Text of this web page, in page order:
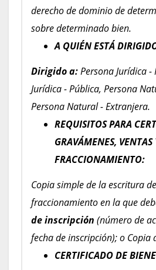
derecho de dominio de
sobre determinado bien.
A QUIÉN ESTÁ
Dirigido a:Persona Jurídica
Jurídica - Pública, Persona
Persona Natural - Extranjera.
REQUISITOS PARA
GRAVÁMENES, VENTAS
FRACCIONAMIENTO:
Copia simple de la escritura
fraccionamiento en la que
de inscripción (número de
fecha de inscripción); o Copia
CERTIFICADO DE